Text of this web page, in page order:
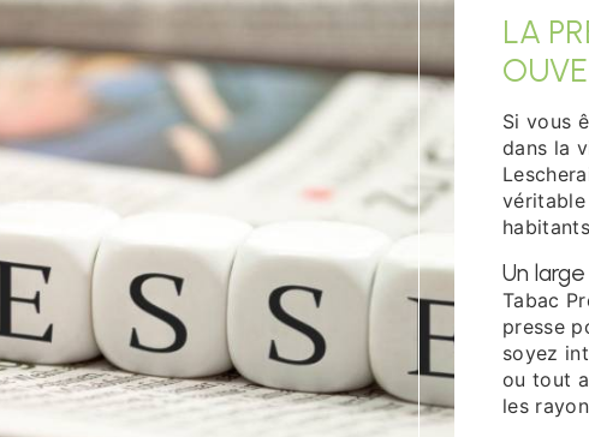
LA
Si vous
dans la
Un
Tabac
presse
soyez
ou tout
les